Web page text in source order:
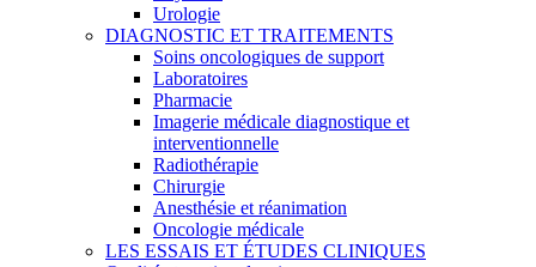
Urologie
DIAGNOSTIC ET TRAITEMENTS
Soins oncologiques de support
Laboratoires
Pharmacie
Imagerie médicale diagnostique et
interventionnelle
Radiothérapie
Chirurgie
Anesthésie et réanimation
Oncologie médicale
LES ESSAIS ET ÉTUDES CLINIQUES